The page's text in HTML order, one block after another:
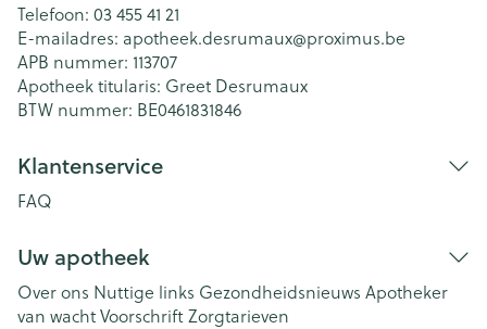
Telefoon: 03 455 41 21
E-mailadres: apotheek.desrumaux@proximus.be
APB nummer: 113707
Apotheek titularis: Greet Desrumaux
BTW nummer: BE0461831846
Klantenservice
FAQ
Uw apotheek
Over ons Nuttige links Gezondheidsnieuws Apotheker
van wachtVoorschriftZorgtarieven